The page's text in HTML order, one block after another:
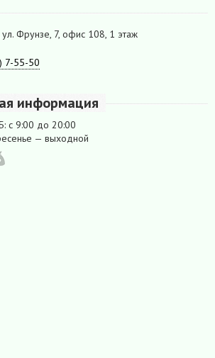
ул. Фрунзе, 7, офис 108, 1 этаж
7-55-50
информация
с 9:00 до 20:00
— выходной